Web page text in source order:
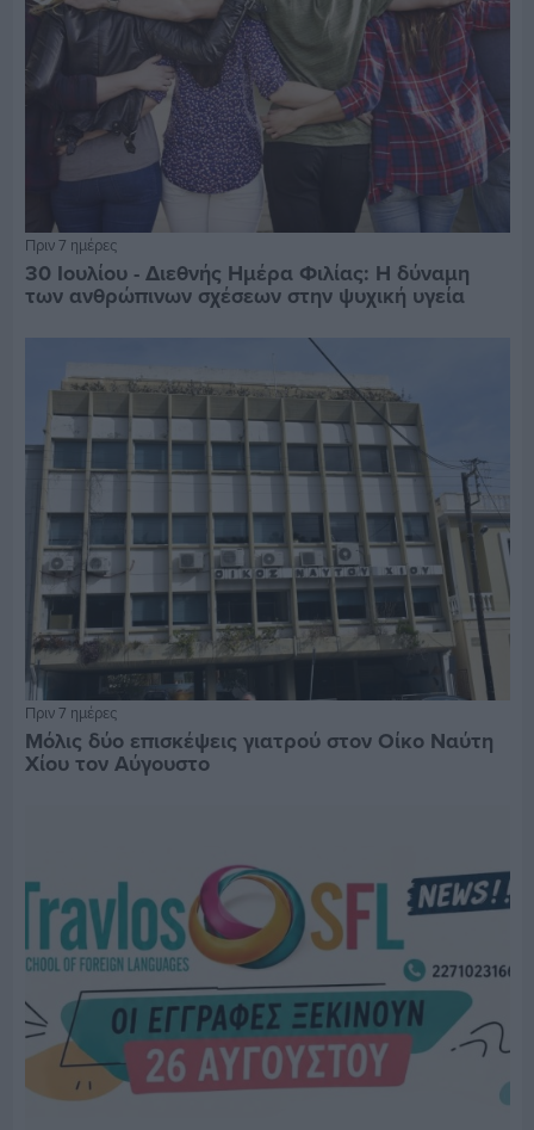
Πριν 7 ημέρες
30 Ιουλίου - Διεθνής Ημέρα Φιλίας: Η δύναμη
των ανθρώπινων σχέσεων στην ψυχική υγεία
Πριν 7 ημέρες
Μόλις δύο επισκέψεις γιατρού στον Οίκο Ναύτη
Χίου τον Αύγουστο